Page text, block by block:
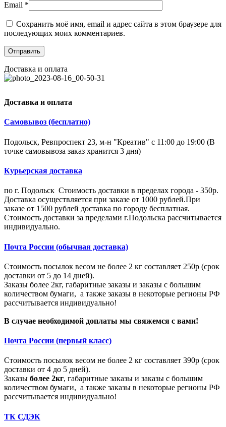
Email *
Сохранить моё имя, email и адрес сайта в этом браузере для
последующих моих комментариев.
Доставка и оплата
Доставка и оплата
Самовывоз (бесплатно)
Подольск, Ревпроспект 23, м-н "Креатив" с 11:00 до 19:00 (В
точке самовывоза заказ хранится 3 дня)
Курьерская доставка
по г. Подольск Стоимость доставки в пределах города - 350р.
Доставка осуществляется при заказе от 1000 рублей.При
заказе от 1500 рублей доставка по городу бесплатная.
Стоимость доставки за пределами г.Подольска рассчитывается
индивидуально.
Почта России (обычная доставка)
Стоимость посылок весом не более 2 кг составляет 250р (срок
доставки от 5 до 14 дней).
Заказы более 2кг, габаритные заказы и заказы с большим
количеством бумаги, а также заказы в некоторые регионы РФ
рассчитывается индивидуально!
В случае необходимой доплаты мы свяжемся с вами!
Почта России (первый класс)
Стоимость посылок весом не более 2 кг составляет 390р (срок
доставки от 4 до 5 дней).
Заказы более 2кг, габаритные заказы и заказы с большим
количеством бумаги, а также заказы в некоторые регионы РФ
рассчитывается индивидуально!
ТК СДЭК